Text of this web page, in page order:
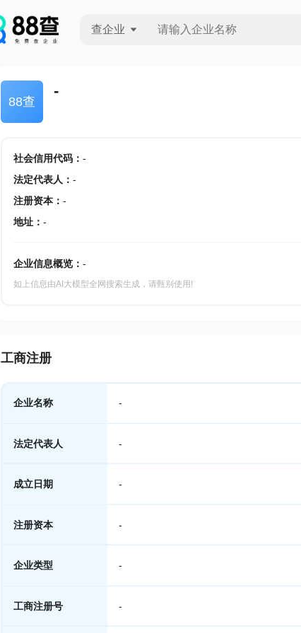
查企业
88查
-
社会信用代码： -
法定代表人 ： -
注册资本： -
地址： -
企业信息概览： -
如上信息由AI大模型全网搜索生成，请甄别使用!
工商注册
企业名称 -
法定代表人 -
成立日期 -
注册资本 -
企业类型 -
工商注册号 -